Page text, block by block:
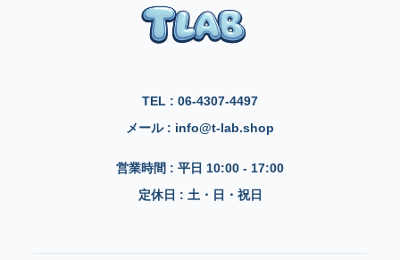
TEL : 06-4307-4497
メール : info@t-lab.shop
営業時間 : 平日 10:00 - 17:00
定休日 : 土・日・祝日